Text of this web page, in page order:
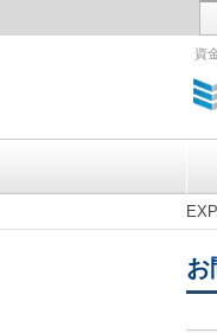
資
お